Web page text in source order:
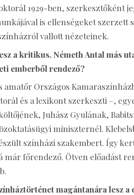
1929-ben, szerkesztőként
is ellenségeket
vallott nézeteinek.
a kritikus. Németh Antal más
emberből rendező?
Országos
és a lexikont szerkeszti –,
Juhász Gyulának,
miniszternél.
színházi szakembert. Így
főrendező. Ötven előadást
magántanára lesz